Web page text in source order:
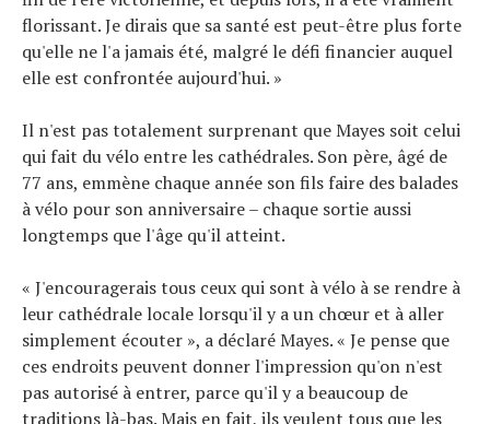
florissant. Je dirais que sa santé est peut-être plus forte
qu'elle ne l'a jamais été, malgré le défi financier auquel
elle est confrontée aujourd'hui. »
Il n'est pas totalement surprenant que Mayes soit celui
qui fait du vélo entre les cathédrales. Son père, âgé de
77 ans, emmène chaque année son fils faire des balades
à vélo pour son anniversaire – chaque sortie aussi
longtemps que l'âge qu'il atteint.
« J'encouragerais tous ceux qui sont à vélo à se rendre à
leur cathédrale locale lorsqu'il y a un chœur et à aller
simplement écouter », a déclaré Mayes. « Je pense que
ces endroits peuvent donner l'impression qu'on n'est
pas autorisé à entrer, parce qu'il y a beaucoup de
traditions là-bas. Mais en fait, ils veulent tous que les